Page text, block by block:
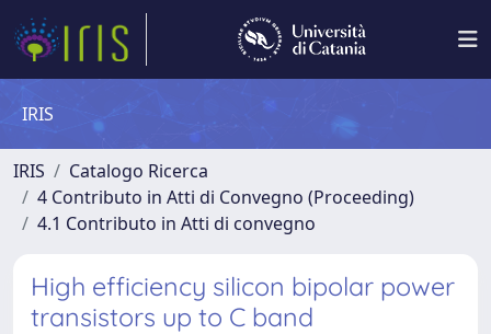
IRIS
IRIS
Catalogo Ricerca
4 Contributo in Atti di Convegno (Proceeding)
4.1 Contributo in Atti di convegno
High efficiency silicon bipolar power
transistors up to C band